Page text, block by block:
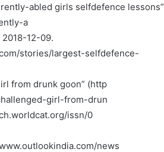
abled girls selfdefence lessons”
a
12-09.
stories/largest-selfdefence-
from drunk goon” (http
girl-from-drun
issn/0
news